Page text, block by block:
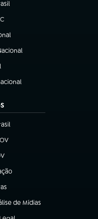
aba)
aba)
nova aba)
aba)
aba)
aba)
aba)
aba)
de Mídias